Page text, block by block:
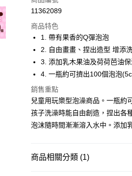
運送方式
全家取貨付款
每筆NT$40，滿NT$390(含以上)
常溫-付款後全家取貨
每筆NT$40，滿NT$390(含以上)
11362089
商品特色
1. 帶有果香的Q彈泡泡
2. 自由畫畫、捏出造型 增添
3. 添加乳木果油及荷荷芭油
4. 一瓶約可擠出100個泡泡
銷售重點
兒童用玩樂型泡澡商品。一瓶約
孩子洗澡時能自由創造，捏出各
泡沫隨時間漸漸溶入水中。添加
商品相關分類 (1)